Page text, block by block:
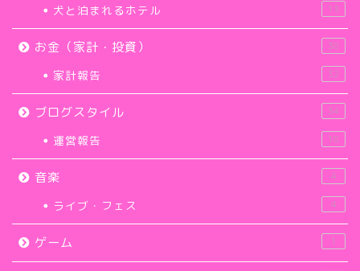
犬と泊まれるホテル 13
お金（家計・投資） 38
家計報告 32
ブログスタイル 34
運営報告 18
音楽 4
ライブ・フェス 4
ゲーム 1